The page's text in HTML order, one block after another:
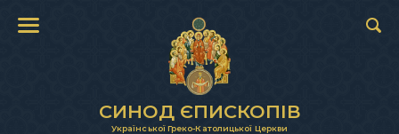
СИНОД ЄПИСКОПІВ
Української Греко-Католицької Церкви